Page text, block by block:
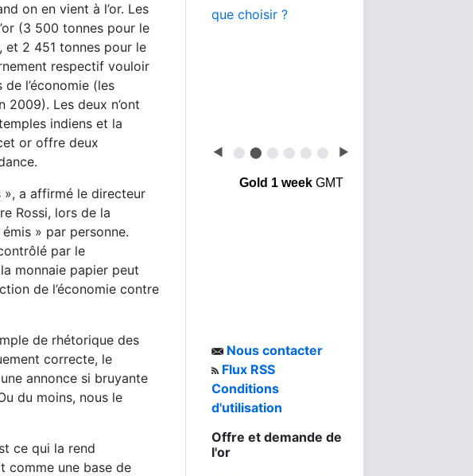
on en vient à l’or. Les
(3 500 tonnes pour le
et 2 451 tonnes pour le
respectif vouloir
l’économie (les
2009). Les deux n’ont
indiens et la
or offre deux
», a affirmé le directeur
Rossi, lors de la
» par personne.
par le
monnaie papier peut
de l’économie contre
de rhétorique des
correcte, le
annonce si bruyante
du moins, nous le
ce qui la rend
comme une base de
que choisir ?
◀ ⬤ ⬤ ⬤ ⬤ ⬤ ⬤ ▶
Gold 1 weekGMT
Nous contacter
Flux RSS
Conditions
d'utilisation
Offre et demande de
l'or